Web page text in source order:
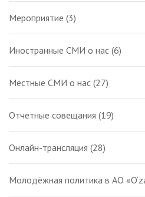
Мероприятие (3)
Иностранные СМИ о нас (6)
Местные СМИ о нас (27)
Отчетные совещания (19)
Онлайн-трансляция (28)
Молодёжная политика в АО